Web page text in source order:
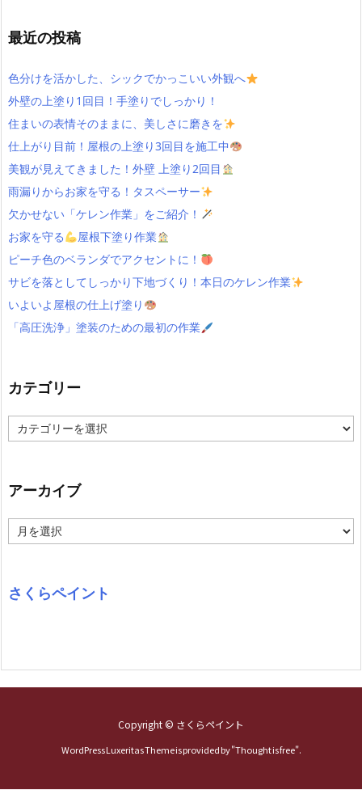
最近の投稿
色分けを活かした、シックでかっこいい外観へ
外壁の上塗り1回目！手塗りでしっかり！
住まいの表情そのままに、美しさに磨きを
仕上がり目前！屋根の上塗り3回目を施工中
美観が見えてきました！外壁 上塗り2回目
雨漏りからお家を守る！タスペーサー
欠かせない「ケレン作業」をご紹介！
お家を守る
屋根下塗り作業
ピーチ色のベランダでアクセントに！
サビを落としてしっかり下地づくり！本日のケレン作業
いよいよ屋根の仕上げ塗り
「高圧洗浄」塗装のための最初の作業
カテゴリー
テ
ー
アーカイブ
ー
ブ
さくらペイント
Copyright © さくらペイント
WordPress Luxeritas Theme is provided by "Thought is free".